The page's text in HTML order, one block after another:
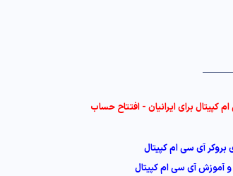
کپیتال برای ایرانیان - افتتاح حساب